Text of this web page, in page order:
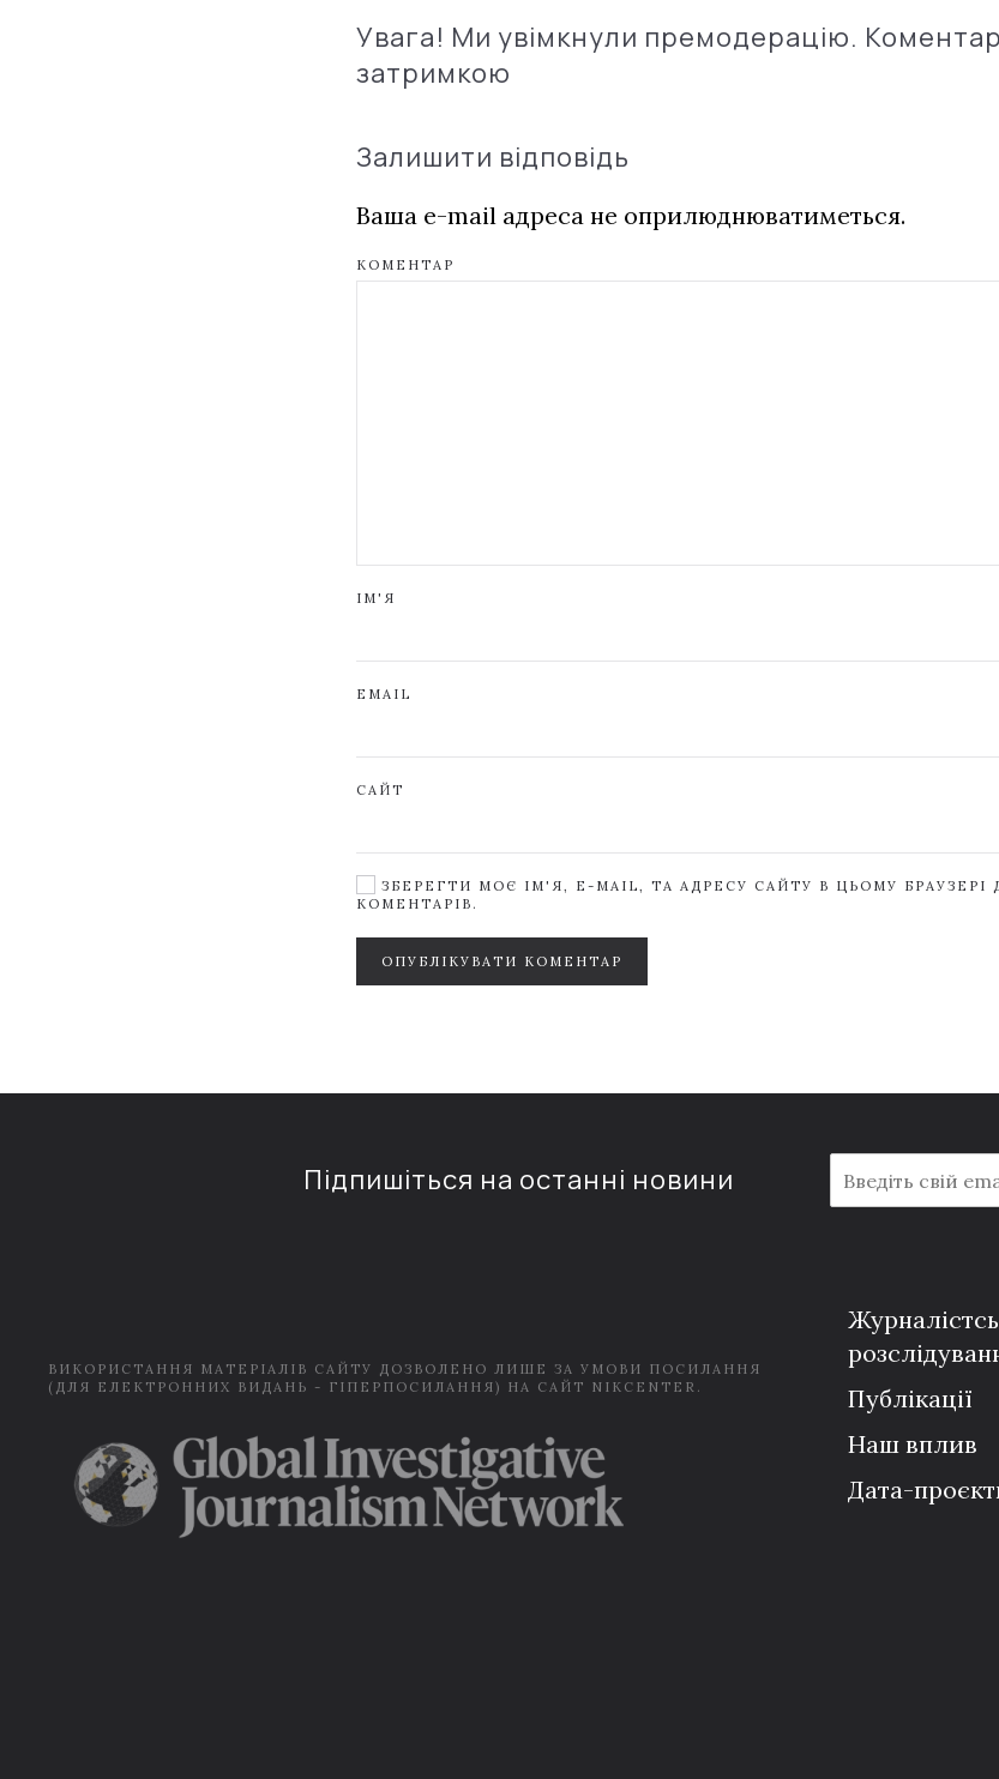
Увага! Ми увімкнули премодерацію.
затримкою
Залишити відповідь
Ваша e-mail адреса не оприлюднюватиметься.
КОМЕНТАР
ІМ'Я
EMAIL
САЙТ
ЗБЕРЕГТИ МОЄ ІМ'Я, E-MAIL, ТА АДРЕСУ САЙТУ В ЦЬОМУ
КОМЕНТАРІВ.
ОПУБЛІКУВАТИ КОМЕНТАР
Підпишіться на останні новини
m
a
ВИКОРИСТАННЯ МАТЕРІАЛІВ САЙТУ ДОЗВОЛЕНО ЛИШЕ ЗА УМОВИ ПОСИЛАННЯ
(ДЛЯ ЕЛЕКТРОННИХ ВИДАНЬ - ГІПЕРПОСИЛАННЯ) НА САЙТ NIKCENTER.
Публікації
Наш вплив
Дата-